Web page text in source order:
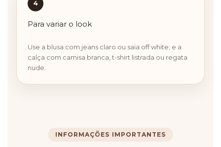
4
Para variar o look
Use a blusa com jeans claro ou saia off white; e a
calça com camisa branca, t-shirt listrada ou regata
nude.
INFORMAÇÕES IMPORTANTES